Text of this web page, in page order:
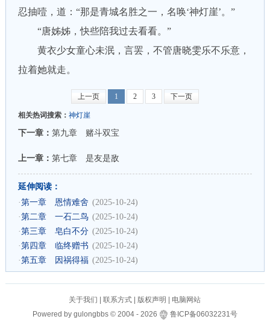
忍抽噎，道：“那是青城名胜之一，名唤‘神灯崖’。”
“唐姊姊，快些陪我过去看看。”
黄衣少女童心未泯，言罢，不管唐晓雯乐不乐意，
拉着她就走。
上一页 1 2 3 下一页
相关热词搜索： 神灯崖
下一章： 第九章 赌斗双宝
上一章： 第七章 是友是敌
延伸阅读：
·第一章 恩情难舍 (2025-10-24)
·第二章 一石二鸟 (2025-10-24)
·第三章 皂白不分 (2025-10-24)
·第四章 临终赠书 (2025-10-24)
·第五章 因祸得福 (2025-10-24)
关于我们 |联系方式 版权声明
电脑网站
Powered by gulongbbs ©2004 - 2026 鲁ICP备06032231号